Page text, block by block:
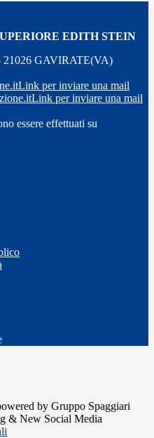
EDITH STEIN
GAVIRATE(VA)
Link per inviare una mail
Link per inviare una mail
essere effettuati su
by Gruppo Spaggiari
& New Social Media